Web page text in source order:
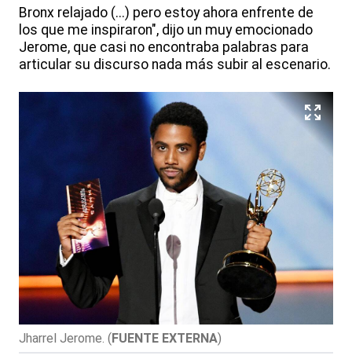
Bronx relajado (...) pero estoy ahora enfrente de
los que me inspiraron", dijo un muy emocionado
Jerome, que casi no encontraba palabras para
articular su discurso nada más subir al escenario.
Jharrel Jerome. ( FUENTE EXTERNA)